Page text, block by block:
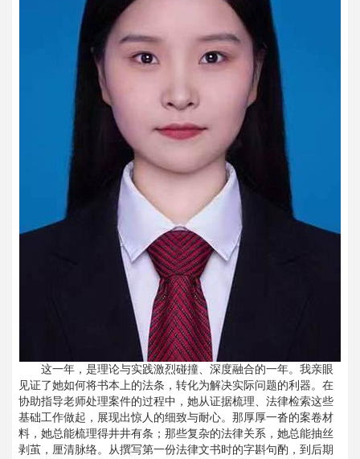
这一年，是理论与实践激烈碰撞、深度融合的一年。我亲眼
见证了她如何将书本上的法条，转化为解决实际问题的利器。在
协助指导老师处理案件的过程中，她从证据梳理、法律检索这些
基础工作做起，展现出惊人的细致与耐心。那厚厚一沓的案卷材
料，她总能梳理得井井有条；那些复杂的法律关系，她总能抽丝
剥茧，厘清脉络。从撰写第一份法律文书时的字斟句酌，到后期